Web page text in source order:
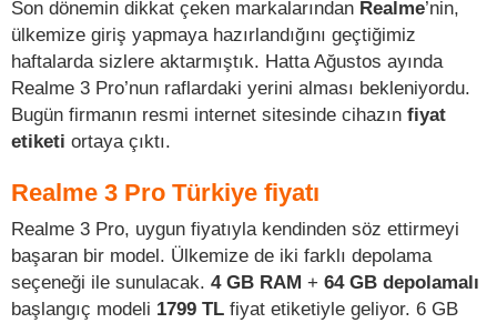
Son dönemin dikkat çeken markalarından Realme’nin,
ülkemize giriş yapmaya hazırlandığını geçtiğimiz
haftalarda sizlere aktarmıştık. Hatta Ağustos ayında
Realme 3 Pro’nun raflardaki yerini alması bekleniyordu.
Bugün firmanın resmi internet sitesinde cihazın fiyat
etiketi ortaya çıktı.
Realme 3 Pro Türkiye fiyatı
Realme 3 Pro, uygun fiyatıyla kendinden söz ettirmeyi
başaran bir model. Ülkemize de iki farklı depolama
seçeneği ile sunulacak. 4 GB RAM + 64 GB depolamalı
başlangıç modeli 1799 TL fiyat etiketiyle geliyor. 6 GB